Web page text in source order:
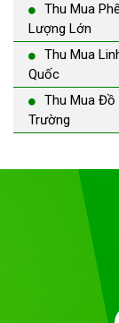
Thu Mua
Lượng Lớn
Thu Mua
Quốc
Thu Mua Đồ
Trường